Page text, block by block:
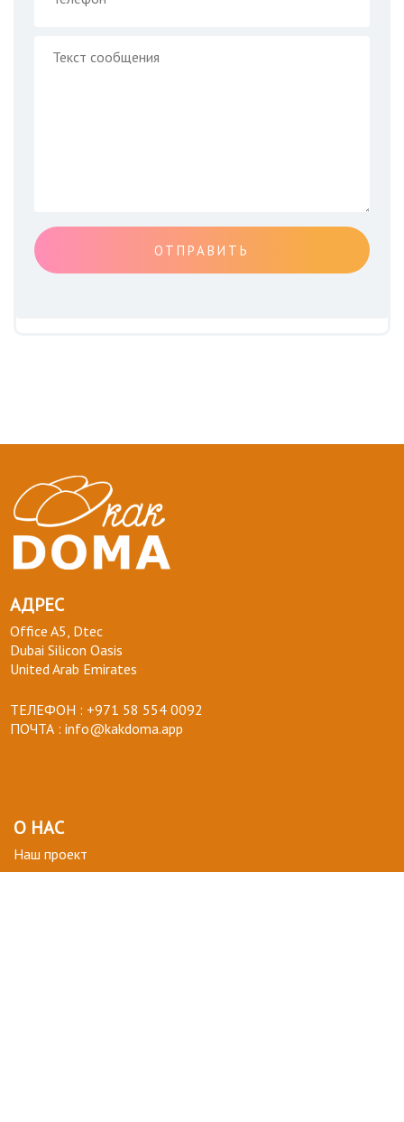
ОТПРАВИТЬ
АДРЕС
Office A5, Dtec
Dubai Silicon Oasis
United Arab Emirates
ТЕЛЕФОН : +971 58 554 0092
ПОЧТА : info@kakdoma.app
О НАС
Наш проект
Пользовательские соглашения